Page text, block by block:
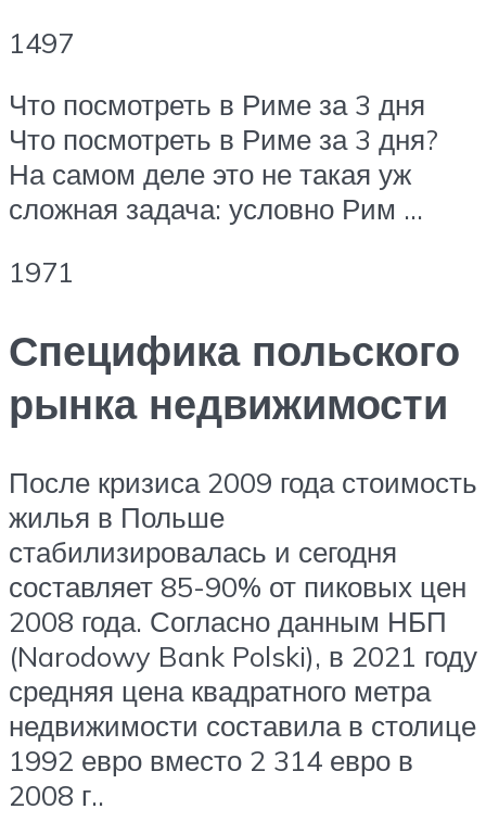
1497
Что посмотреть в Риме за 3 дня
Что посмотреть в Риме за 3 дня?
На самом деле это не такая уж
сложная задача: условно Рим …
1971
Специфика польского
рынка недвижимости
После кризиса 2009 года стоимость
жилья в Польше
стабилизировалась и сегодня
составляет 85-90% от пиковых цен
2008 года. Согласно данным НБП
(Narodowy Bank Polski), в 2021 году
средняя цена квадратного метра
недвижимости составила в столице
1992 евро вместо 2 314 евро в
2008 г..